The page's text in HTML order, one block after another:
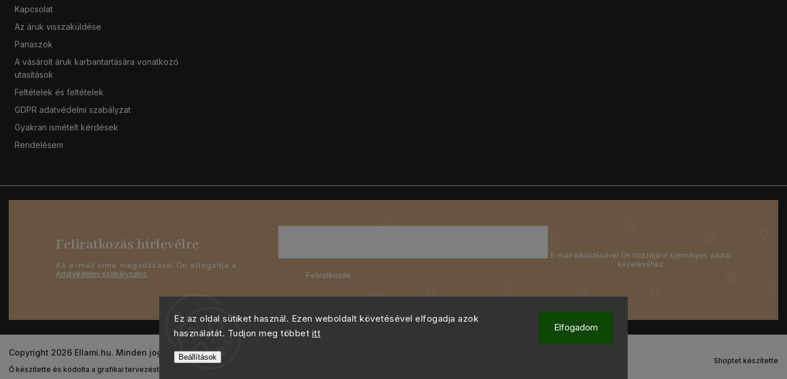
Ez az oldal sütiket használ. Ezen weboldalt követésével elfogadja azok
használatát. Tudjon meg többet itt
Beállítások
Elfogadom
Kapcsolat
Az áruk visszaküldése
Panaszok
A vásárolt áruk karbantartására vonatkozó
utasítások
Feltételek és feltételek
GDPR adatvédelmi szabályzat
Gyakran ismételt kérdések
Rendelésem
Feliratkozás hírlevélre
Az e-mail címe megadásával Ön elfogadja a
Adatvédelmi szabályzatot. Feliratkozás
Shoptet készítette
Copyright 2026 Ellami.hu. Minden jog fenntartva.
Ő készítette és kódolta a grafikai tervezést